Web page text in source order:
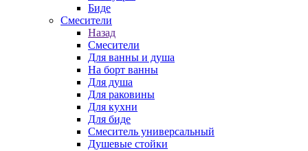
Биде
Смесители
Назад
Смесители
Для ванны и душа
На борт ванны
Для душа
Для раковины
Для кухни
Для биде
Смеситель универсальный
Душевые стойки